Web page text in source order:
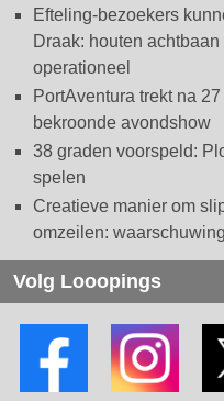
Efteling-bezoekers
Draak: houten
operationeel
PortAventura trekt na
bekroonde avondshow
38 graden voorspeld:
spelen
Creatieve manier om
omzeilen:
Volg Looopings